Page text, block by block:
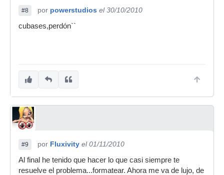
#8 por powerstudios el 30/10/2010
cubases,perdón``
#9 por Fluxivity el 01/11/2010
Al final he tenido que hacer lo que casi siempre te
resuelve el problema...formatear. Ahora me va de lujo, de